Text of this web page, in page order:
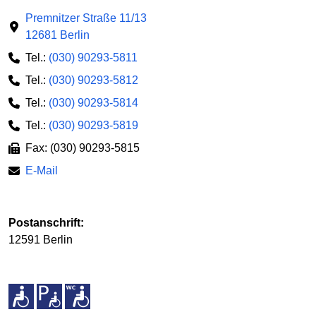
Premnitzer Straße 11/13
12681 Berlin
Tel.: (030) 90293-5811
Tel.: (030) 90293-5812
Tel.: (030) 90293-5814
Tel.: (030) 90293-5819
Fax: (030) 90293-5815
E-Mail
Postanschrift:
12591 Berlin